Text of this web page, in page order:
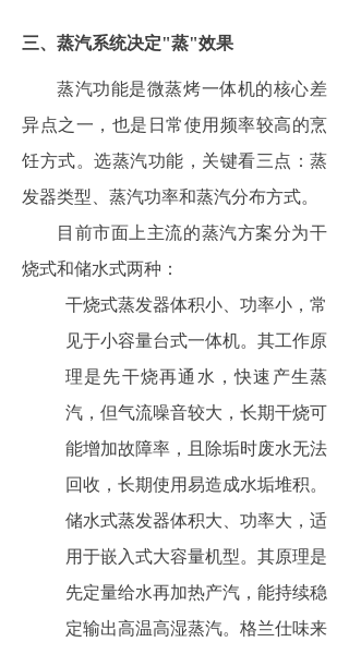
三、蒸汽系统决定"蒸"效果
蒸汽功能是微蒸烤一体机的核心差
异点之一，也是日常使用频率较高的烹
饪方式。选蒸汽功能，关键看三点：蒸
发器类型、蒸汽功率和蒸汽分布方式。
目前市面上主流的蒸汽方案分为干
烧式和储水式两种：
干烧式蒸发器体积小、功率小，常
见于小容量台式一体机。其工作原
理是先干烧再通水，快速产生蒸
汽，但气流噪音较大，长期干烧可
能增加故障率，且除垢时废水无法
回收，长期使用易造成水垢堆积。
储水式蒸发器体积大、功率大，适
用于嵌入式大容量机型。其原理是
先定量给水再加热产汽，能持续稳
定输出高温高湿蒸汽。格兰仕味来